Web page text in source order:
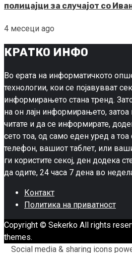
полицајци за случајот со
4 месеци ago
КРАТКО ИНФО
Во ерата на информатичкото
технологии, кои се појавувват
информирањето стана тренд.
на он лајн информирањето,
читате и да се информирате,
сето тоа, од само еден уред а
телефон, вашиот таблет, или
ги користите секој, ден додека
да одите, 24 часа 7 дена во
Контакт
Политика на приватност
Copyright © Sekerko All rights
themes.
Social media & sharing icons